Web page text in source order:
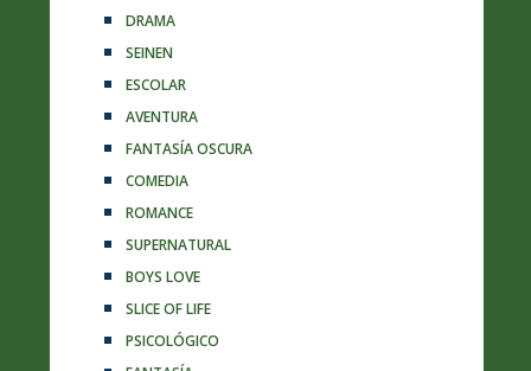
DRAMA
SEINEN
ESCOLAR
AVENTURA
FANTASÍA OSCURA
COMEDIA
ROMANCE
SUPERNATURAL
BOYS LOVE
SLICE OF LIFE
PSICOLÓGICO